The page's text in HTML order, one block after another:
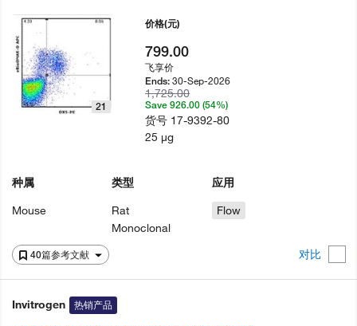
40篇参考文献 对比
21
种属
Mouse
类型
Rat
Monoclonal
应用
Flow
价格(元)
799.00
飞享价
Ends:30-Sep-2026
1,725.00
Save 926.00 (54%)
货号 17-9392-80
25 µg
Invitrogen 热销产品